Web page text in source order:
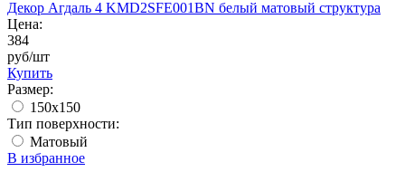
Декор Агдаль 4 KMD2SFE001BN белый матовый структура
Цена:
384
руб/шт
Купить
Размер:
150x150
Тип поверхности:
Матовый
В избранное